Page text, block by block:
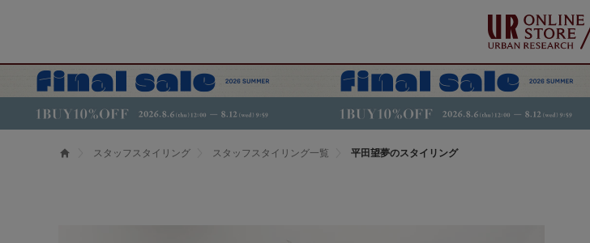
スタッフスタイリング スタッフスタイリング一覧 平田望夢のスタイリング